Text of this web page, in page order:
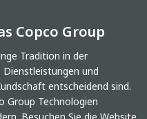
gelesen. Ich
Copco Group
Tradition in der
und
entscheidend sind.
Group Technologien
Besuchen Sie die Website